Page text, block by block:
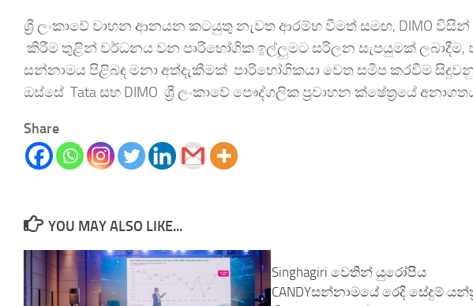
ශ්‍රී ලංකාවේ වාහන ආනයන කටයුතු නැවත ආරම්භ වීමත් සමඟ, DIMO විසින්
කිරීම තුළින් වර්ධනය වන පාරිභෝගික ඉල්ලුමට සරිලන සැපයුමක් ලබාදීම,
සන්නාමය පිළිබඳ මනා අත්දැකීමක් පාරිභෝගිකයා වෙත සමීප කරවීම
ඔස්සේ Tata සහ DIMO ශ්‍රී ලංකාවේ පෞද්ගලික ප්‍රවාහන ක්ෂේත්‍රයේ
Share
YOU MAY ALSO LIKE...
Singhagiri වෙතින් යුරෝපීය
CANDYසන්නාමයේ රෙදි සේදුම්